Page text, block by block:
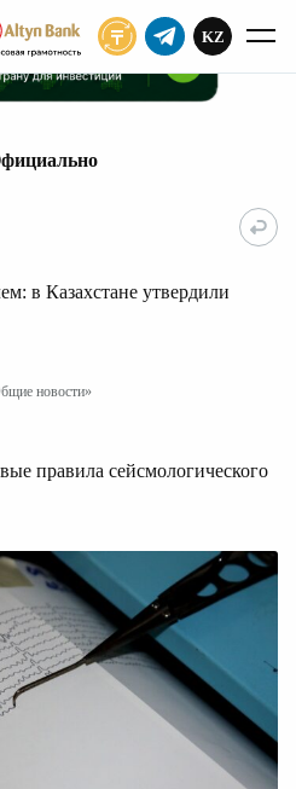
KZ
в Казахстане утвердили
новости»
правила сейсмологического